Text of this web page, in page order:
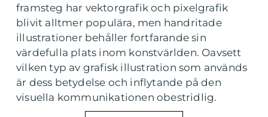
framsteg har vektorgrafik och pixelgrafik
blivit alltmer populära, men handritade
illustrationer behåller fortfarande sin
värdefulla plats inom konstvärlden. Oavsett
vilken typ av grafisk illustration som används
är dess betydelse och inflytande på den
visuella kommunikationen obestridlig.